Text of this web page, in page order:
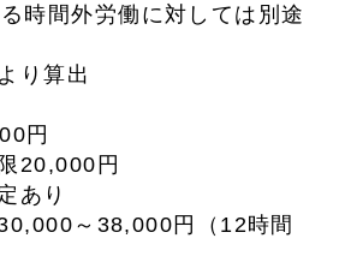
時間外労働に対しては別途
り算出
円
20,000円
あり
～38,000円（12時間